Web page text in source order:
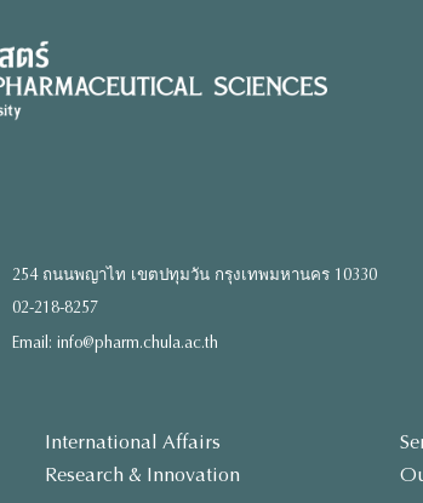
254 ถนนพญาไท เขตปทุมวัน กรุงเทพมหานคร 10330
02-218-8257
Email: info@pharm.chula.ac.th
International Affairs
Research & Innovation